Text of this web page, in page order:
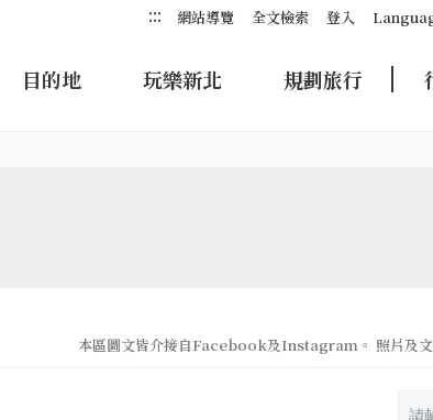
::: 網站導覽 全文檢索 登入
目的地 玩樂新北 規劃旅行
本區圖文皆介接自Facebook及Instagram。 照片及文